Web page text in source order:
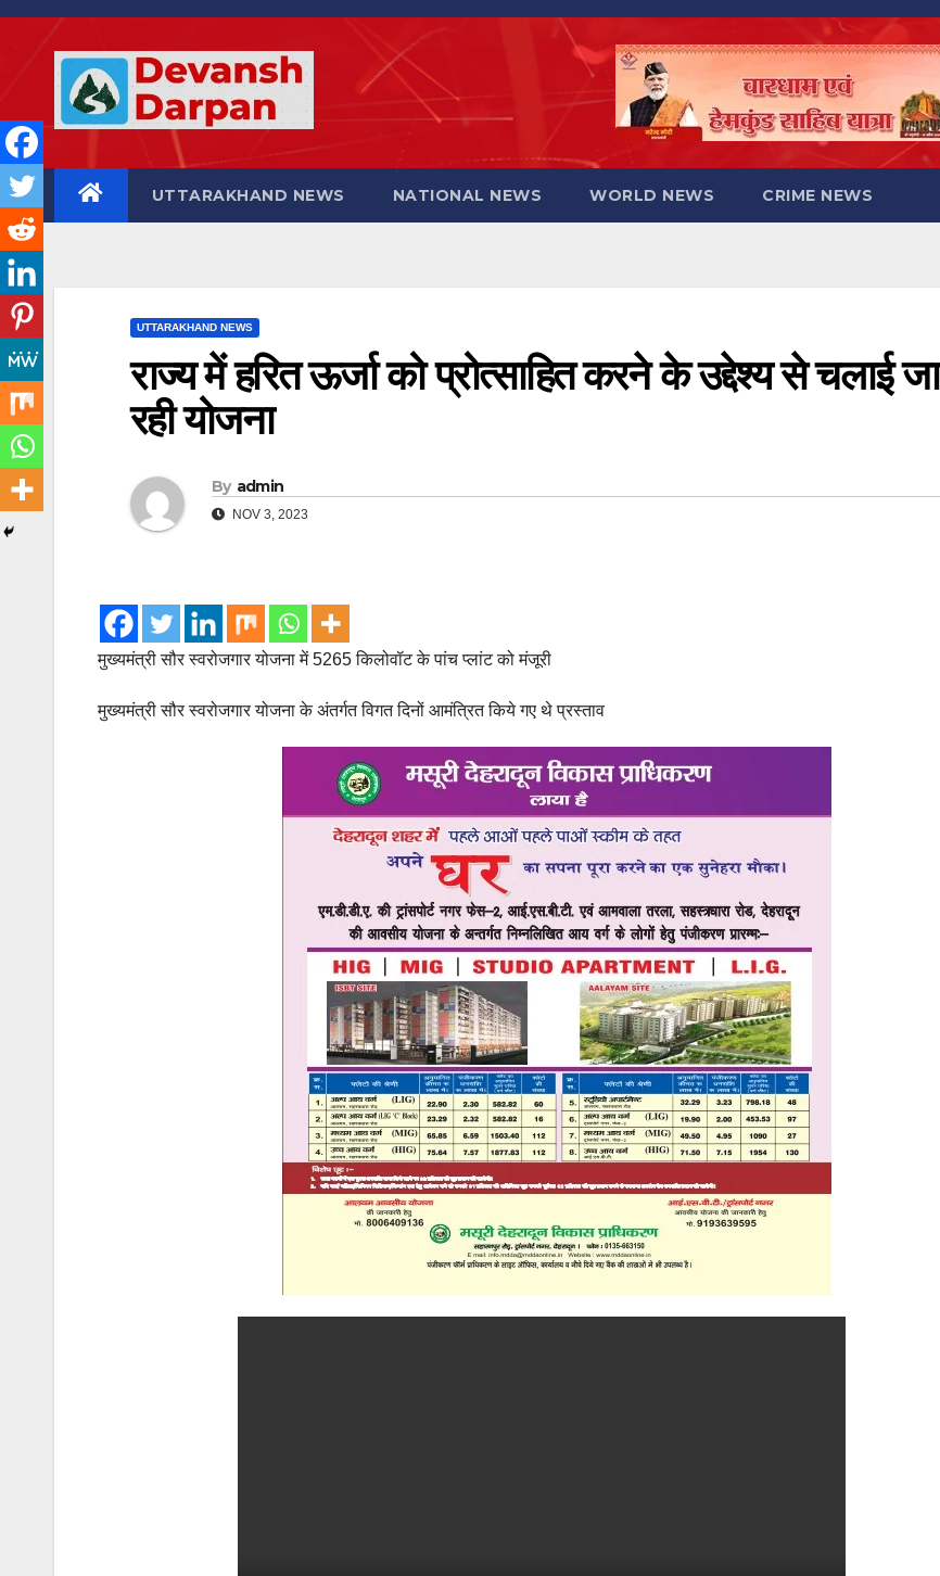
Skip
UTTARAKHAND NEWS NATIONAL NEWS WORLD NEWS CRIME NEWS
UTTARAKHAND NEWS
राज्य में हरित ऊर्जा को प्रोत्साहित करने के उद्देश्य से चलाई जा
रही योजना
By admin
NOV 3, 2023
मुख्यमंत्री सौर स्वरोजगार योजना में 5265 किलोवॉट के पांच प्लांट को मंजूरी
मुख्यमंत्री सौर स्वरोजगार योजना के अंतर्गत विगत दिनों आमंत्रित किये गए थे प्रस्ताव